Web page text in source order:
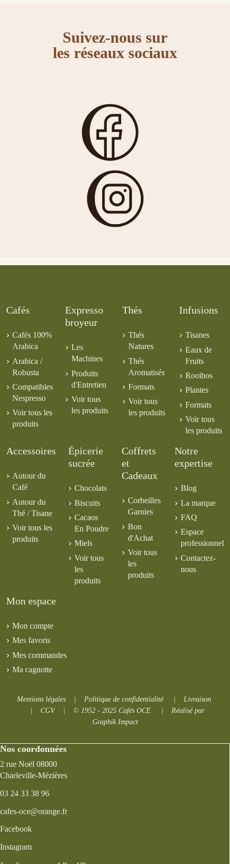
Vintage Capri
Ariete 2
Tranches
Vintage Vert
Suivez-nous sur
les réseaux sociaux
Cafés
Cafés 100%
Arabica
Arabica /
Robusta
Compatibles
Nespresso
Voir tous les
produits
Expresso
broyeur
Les
Machines
Produits
d'Entretien
Voir tous
les produits
Thés
Thés
Natures
Thés
Aromatisés
Formats
Voir tous
les produits
Infusions
Tisanes
Eaux de
Fruits
Rooibos
Plantes
Formats
Voir tous
les produits
Accessoires
Autour du
Café
Autour du
Thé / Tisane
Voir tous les
produits
Épicerie
sucrée
Chocolats
Biscuits
Cacaos
En Poudre
Miels
Voir tous
les
produits
Coffrets
et
Cadeaux
Corbeilles
Garnies
Bon
d'Achat
Voir tous
les
produits
Notre
expertise
Blog
La marque
FAQ
Espace
professionnel
Contactez-
nous
Mon espace
Mon compte
Mes favoris
Mes commandes
Ma cagnotte
Mentions légales Politique de confidentialité| Livraison
CGV| © 1952 - 2025 Cafés OCE| Réalisé par
Graphik Impact
Nos coordonnées
2 rue Noël 08000
Charleville-Mézières
03 24 33 38 96
cafes-oce@orange.fr
Facebook
Instagram